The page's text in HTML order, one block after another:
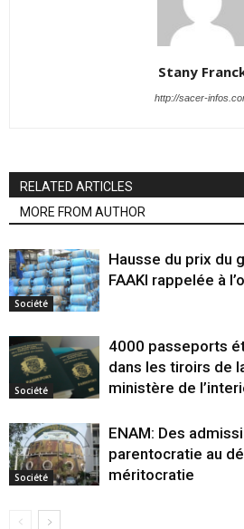
Stany
http://sacer-
RELATED ARTICLES
MORE FROM AUTHOR
Société
Hausse du prix du
FAAKI rappelée à
Société
4000 passeports
dans les tiroirs de
ministère de
Société
ENAM: Des
parentocratie au
méritocratie